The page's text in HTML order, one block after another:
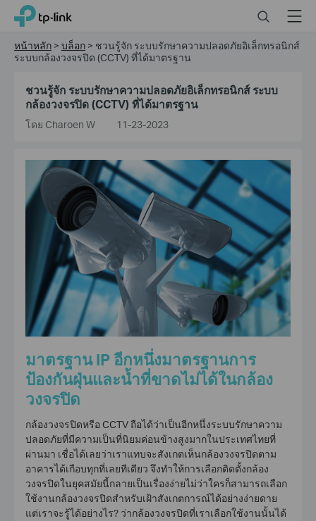
Click
the
TP-Link, Reliably Smart SearchMenu
หน้าหลัก > บล็อก > ชวนรู้จัก ระบบรักษาความปลอดภัยอิเล็กทรอนิกส์
ระบบกล้องวงจรปิด (CCTV) ที่ได้มาตรฐาน
ชวนรู้จัก ระบบรักษาความปลอดภัยอิเล็กทรอนิกส์ ระบบ
กล้องวงจรปิด (CCTV) ที่ได้มาตรฐาน
โดย Charoen W 11-23-2023
มาตรฐาน IP อีกหนึ่งมาตรฐานการ
ป้องกันฝุ่นและน้ำที่ขาดไม่ได้ในกล้อง
วงจรปิด
กล้องวงจรปิดหรือ CCTV ถือได้ว่าเป็นอีกหนึ่งระบบรักษาความ
ปลอดภัยที่มีความเป็นที่นิยมค่อนข้างสูงมากในประเทศไทยที่
ผ่านมา เชื่อได้เลยว่าเราแทบจะสังเกตเห็นกล้องวงจรปิดตาม
อาคารได้เกือบทุกที่เลยทีเดียว จึงทำให้การเลือกติดตั้งกล้อง
วงจรปิดในยุคสมัยนี้กลายเป็นเรื่องง่ายไม่ว่าใครก็สามารถเลือก
ใช้งานกล้องวงจรปิดสำหรับเฝ้าสังเกตการณ์ได้อย่างง่ายดาย
แต่เราจะรู้ได้อย่างไร? ว่ากล้องวงจรปิดที่เราเลือกใช้งานนั้นได้